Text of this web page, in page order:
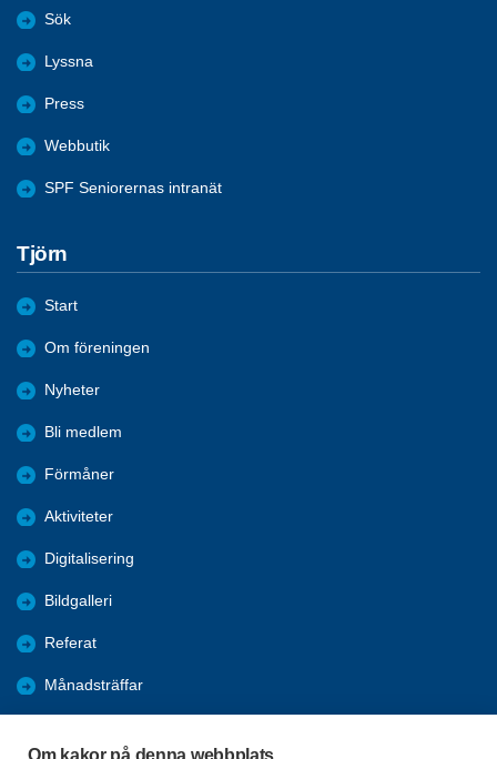
Om kakor på denna webbplats
Sök
Lyssna
Press
Webbutik
SPF Seniorernas intranät
Tjörn
Start
Om föreningen
Nyheter
Bli medlem
Förmåner
Aktiviteter
Digitalisering
Bildgalleri
Referat
Månadsträffar